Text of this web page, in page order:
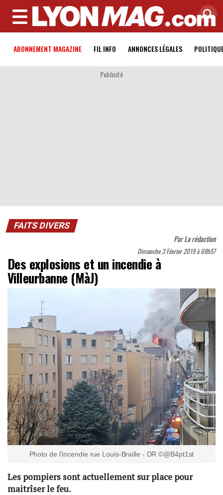
MENU
ABONNEMENT MAGAZINE FIL INFO ANNONCES LÉGALES
Publicité
FAITS DIVERS
ParLa rédaction
Dimanche 3 Février 2019 à 08h57
Des explosions et un incendie à
Villeurbanne (MàJ)
Photo de l'incendie rue Louis-Braille - DR ©@B4pt1st
Les pompiers sont actuellement sur place pour
maitrîser le feu.